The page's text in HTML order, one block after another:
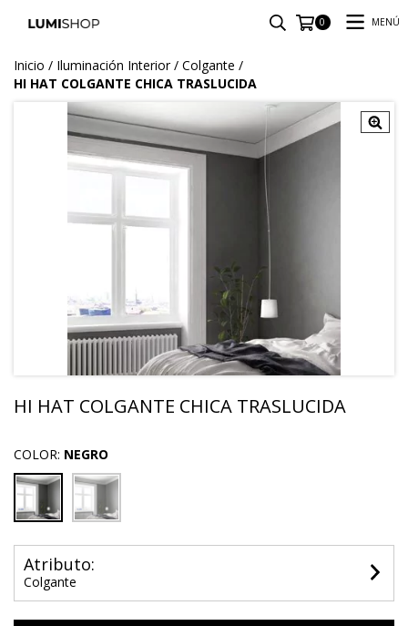
0 MENÚ
Inicio / Iluminación Interior / Colgante /
HI HAT COLGANTE CHICA TRASLUCIDA
HI HAT COLGANTE CHICA TRASLUCIDA
COLOR: NEGRO
Atributo:
Colgante